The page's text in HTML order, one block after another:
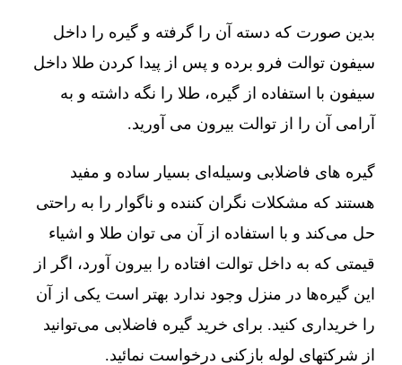
بدین صورت که دسته آن را گرفته و گیره را داخل
سیفون توالت فرو برده و پس از پیدا کردن طلا داخل
سیفون با استفاده از گیره، طلا را نگه داشته و به
آرامی آن را از توالت بیرون می آورید.
گیره های فاضلابی وسیله‌ای بسیار ساده و مفید
هستند که مشکلات نگران کننده و ناگوار را به راحتی
حل می‌کند و با استفاده از آن می توان طلا و اشیاء
قیمتی که به داخل توالت افتاده را بیرون آورد، اگر از
این گیره‌ها در منزل وجود ندارد بهتر است یکی از آن
را خریداری کنید. برای خرید گیره فاضلابی می‌توانید
از شرکتهای لوله بازکنی درخواست نمائید.